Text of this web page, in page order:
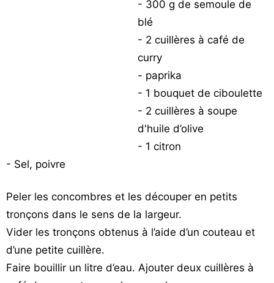
- 300 g de semoule de
blé
- 2 cuillères à café de
curry
- paprika
- 1 bouquet de ciboulette
- 2 cuillères à soupe
d'huile d’olive
- 1 citron
- Sel, poivre
Peler les concombres et les découper en petits
tronçons dans le sens de la largeur.
Vider les tronçons obtenus à l’aide d’un couteau et
d’une petite cuillère.
Faire bouillir un litre d’eau. Ajouter deux cuillères à